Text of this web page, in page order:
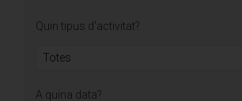
Quin tipus d'activitat?
A quina data?